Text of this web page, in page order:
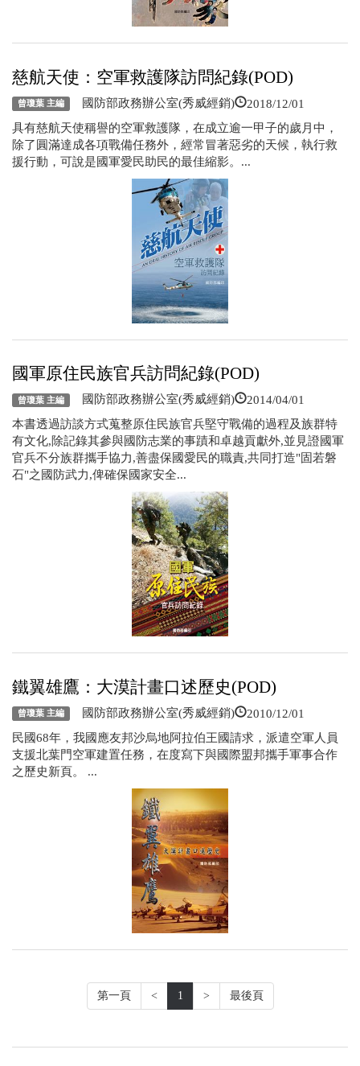
慈航天使：空軍救護隊訪問紀錄(POD)
曾瓊葉 主編 國防部政務辦公室(秀威經銷) 2018/12/01
具有慈航天使稱譽的空軍救護隊，在成立逾一甲子的歲月中，
除了圓滿達成各項戰備任務外，經常冒著惡劣的天候，執行救
援行動，可說是國軍愛民助民的最佳縮影。...
國軍原住民族官兵訪問紀錄(POD)
曾瓊葉 主編 國防部政務辦公室(秀威經銷) 2014/04/01
本書透過訪談方式蒐整原住民族官兵堅守戰備的過程及族群特
有文化,除記錄其參與國防志業的事蹟和卓越貢獻外,並見證國軍
官兵不分族群攜手協力,善盡保國愛民的職責,共同打造"固若磐
石"之國防武力,俾確保國家安全...
鐵翼雄鷹：大漠計畫口述歷史(POD)
曾瓊葉 主編 國防部政務辦公室(秀威經銷) 2010/12/01
民國68年，我國應友邦沙烏地阿拉伯王國請求，派遣空軍人員
支援北葉門空軍建置任務，在度寫下與國際盟邦攜手軍事合作
之歷史新頁。 ...
第一頁 < 1 > 最後頁